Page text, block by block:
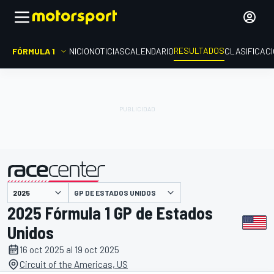
FÓRMULA 1 INICIONOTICIASCALENDARIORESULTADOS
presentado por GP DE ESTADOS UNIDOS
2025 Fórmula 1 GP de Estados
Unidos
16 oct 2025 al 19 oct 2025
Circuit of the Americas, US